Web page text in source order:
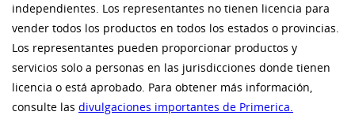
independientes. Los representantes no tienen licencia para
vender todos los productos en todos los estados o provincias.
Los representantes pueden proporcionar productos y
servicios solo a personas en las jurisdicciones donde tienen
licencia o está aprobado. Para obtener más información,
consulte las divulgaciones importantes de Primerica.